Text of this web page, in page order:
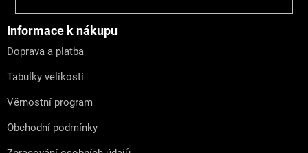
Informace k nákupu
Doprava a platba
Tabulky velikostí
Věrnostní program
Obchodní podmínky